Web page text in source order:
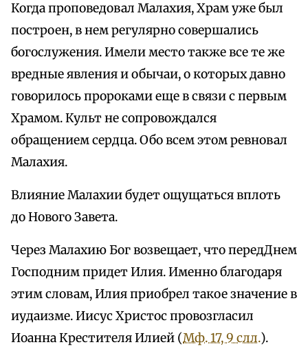
Когда проповедовал Малахия, Храм уже был
построен, в нем регулярно совершались
богослужения. Имели место также все те же
вредные явления и обычаи, о которых давно
говорилось пророками еще в связи с первым
Храмом. Культ не сопровождался
обращением сердца. Обо всем этом ревновал
Малахия.
Влияние Малахии будет ощущаться вплоть
до Нового Завета.
Через Малахию Бог возвещает, что передДнем
Господним придет Илия. Именно благодаря
этим словам, Илия приобрел такое значение в
иудаизме. Иисус Христос провозгласил
Иоанна Крестителя Илией (Мф. 17, 9 слл.).